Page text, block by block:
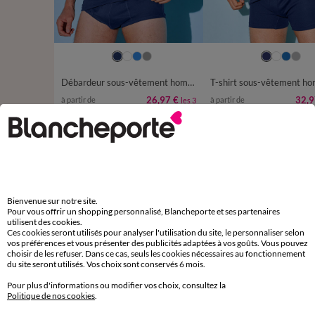
XL XXL 3XL
Débardeur sous-vêtement homme - lot de 3
à partir de 26,97 € les 3
XL XXL 3XL
à partir de
Maillot de corps et caleçon long
Paiement 100% sécurisé
Payez plus tard ou en plusieurs fois
Bienvenue sur notre site.
Pour vous offrir un shopping personnalisé, Blancheporte et ses partenaires
utilisent des cookies.
Ces cookies seront utilisés pour analyser l'utilisation du site, le personnaliser selon
vos préférences et vous présenter des publicités adaptées à vos goûts. Vous pouvez
choisir de les refuser. Dans ce cas, seuls les cookies nécessaires au fonctionnement
du site seront utilisés. Vos choix sont conservés 6 mois.
Pour plus d'informations ou modifier vos choix, consultez la
Politique de nos cookies